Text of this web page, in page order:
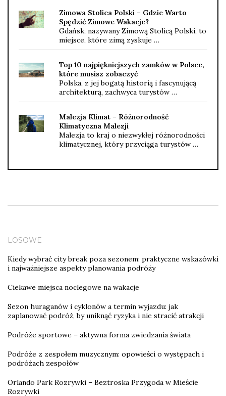
Zimowa Stolica Polski – Gdzie Warto
Spędzić Zimowe Wakacje?
Gdańsk, nazywany Zimową Stolicą Polski, to
miejsce, które zimą zyskuje …
Top 10 najpiękniejszych zamków w Polsce,
które musisz zobaczyć
Polska, z jej bogatą historią i fascynującą
architekturą, zachwyca turystów …
Malezja Klimat – Różnorodność
Klimatyczna Malezji
Malezja to kraj o niezwykłej różnorodności
klimatycznej, który przyciąga turystów …
LOSOWE
Kiedy wybrać city break poza sezonem: praktyczne wskazówki
i najważniejsze aspekty planowania podróży
Ciekawe miejsca noclegowe na wakacje
Sezon huraganów i cyklonów a termin wyjazdu: jak
zaplanować podróż, by uniknąć ryzyka i nie stracić atrakcji
Podróże sportowe – aktywna forma zwiedzania świata
Podróże z zespołem muzycznym: opowieści o występach i
podróżach zespołów
Orlando Park Rozrywki – Beztroska Przygoda w Mieście
Rozrywki